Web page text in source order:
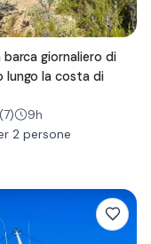
barca giornaliero di
lungo la costa di
9h
2 persone